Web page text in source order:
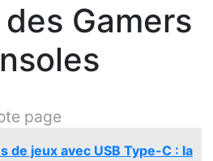
des Gamers
page
de jeux avec USB Type-C : la